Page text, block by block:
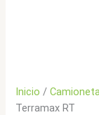
Inicio /
Terramax RT